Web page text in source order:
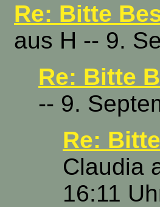
Re: Bitte
aus H -- 9.
Re: Bitte
-- 9.
Re:
Claudia
16:11